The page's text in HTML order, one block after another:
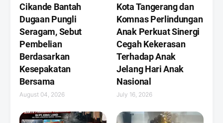
Cikande Bantah
Dugaan Pungli
Seragam, Sebut
Pembelian
Berdasarkan
Kesepakatan
Bersama
August 04, 2026
Kota Tangerang dan
Komnas Perlindungan
Anak Perkuat Sinergi
Cegah Kekerasan
Terhadap Anak
Jelang Hari Anak
Nasional
July 16, 2026